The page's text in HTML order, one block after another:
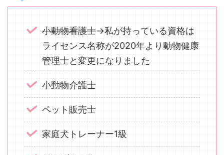
小動物看護士→私が持っている資格は
ライセンス名称が2020年より動物健康
管理士と変更になりました
小動物介護士
ペット販売士
家庭犬トレーナー1級